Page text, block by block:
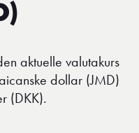
aktuelle valutakurs
dollar (JMD)
(DKK).